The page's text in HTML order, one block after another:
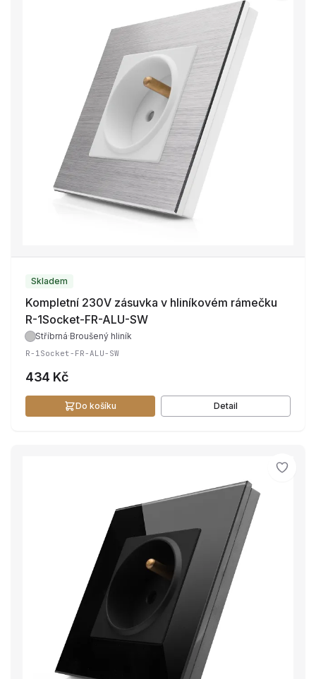
Skladem
Kompletní 230V zásuvka v hliníkovém rámečku
R-1Socket-FR-ALU-SW
Stříbrná·Broušený hliník
R-1Socket-FR-ALU-SW
434 Kč
Do košíku Detail